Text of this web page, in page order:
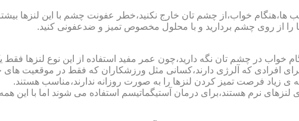
ها،هنگام خواب،از چشم تان خارج نکنید،خطر عفونت چشم با این لنزها
را از روی چشم بردارید و با محلول مخصوص تمیز و ضدعفونی کنید.
خواب در چشم تان نگه دارید،چون عمر مفید استفاده از این نوع لنزها فقط
افرادی که آلرژی دارند،کسانی مثل ورزشکاران که فقط در موقعیت های
فرصت تمیز کردن لنزها را به صورت روزانه ندارند،مناسب هستند.
ی لنزهای نرم هستند،برای درمان آستیگماتیسم استفاده می شوند اما با این